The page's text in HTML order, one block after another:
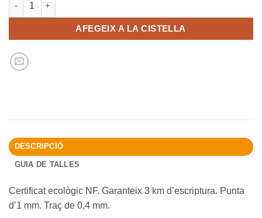
AFEGEIX A LA CISTELLA
DESCRIPCIÓ
GUIA DE TALLES
Certificat ecològic NF. Garanteix 3 km d’escriptura. Punta
d’1 mm. Traç de 0,4 mm.